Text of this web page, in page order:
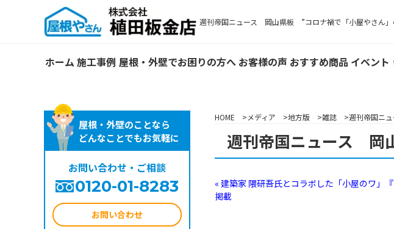
週刊帝国ニュース 岡山県板 ”コロナ禍で「小屋やさん」
ホーム 施工事例 屋根・外壁でお困りの方へ お客様の声 おすすめ商品 イベント
屋根・外壁のことなら
どんなことでもお気軽に
お問い合わせ・ご相談
0120-01-8283
お問い合わせ
HOME メディア 地方版 雑誌 週刊帝国ニ
週刊帝国ニュース 岡
« 建築家 隈研吾氏とコラボした「小屋のワ」
掲載